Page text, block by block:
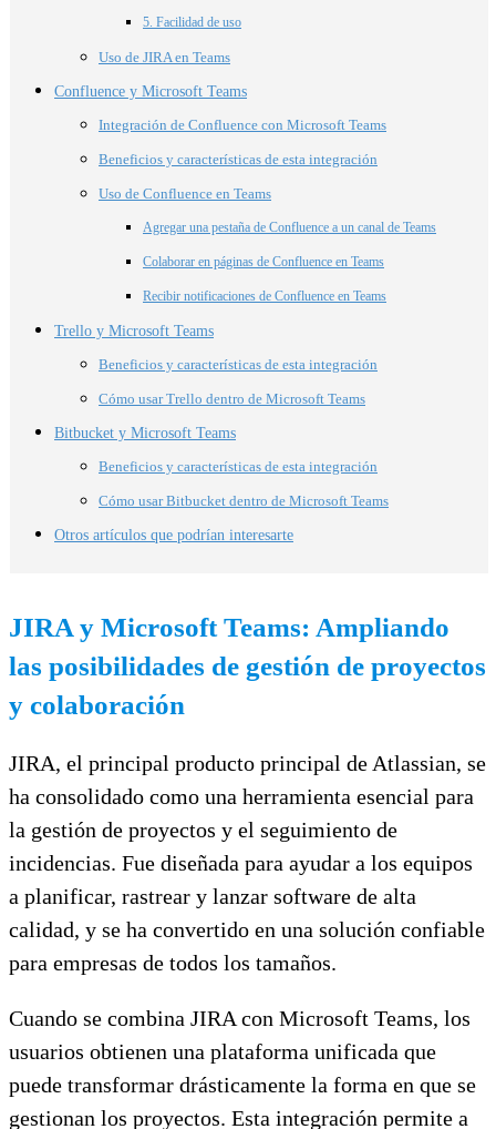
5. Facilidad de uso
Uso de JIRA en Teams
Confluence y Microsoft Teams
Integración de Confluence con Microsoft Teams
Beneficios y características de esta integración
Uso de Confluence en Teams
Agregar una pestaña de Confluence a un canal de Teams
Colaborar en páginas de Confluence en Teams
Recibir notificaciones de Confluence en Teams
Trello y Microsoft Teams
Beneficios y características de esta integración
Cómo usar Trello dentro de Microsoft Teams
Bitbucket y Microsoft Teams
Beneficios y características de esta integración
Cómo usar Bitbucket dentro de Microsoft Teams
Otros artículos que podrían interesarte
JIRA y Microsoft Teams: Ampliando
las posibilidades de gestión de proyectos
y colaboración
JIRA, el principal producto principal de Atlassian, se
ha consolidado como una herramienta esencial para
la gestión de proyectos y el seguimiento de
incidencias. Fue diseñada para ayudar a los equipos
a planificar, rastrear y lanzar software de alta
calidad, y se ha convertido en una solución confiable
para empresas de todos los tamaños.
Cuando se combina JIRA con Microsoft Teams, los
usuarios obtienen una plataforma unificada que
puede transformar drásticamente la forma en que se
gestionan los proyectos. Esta integración permite a